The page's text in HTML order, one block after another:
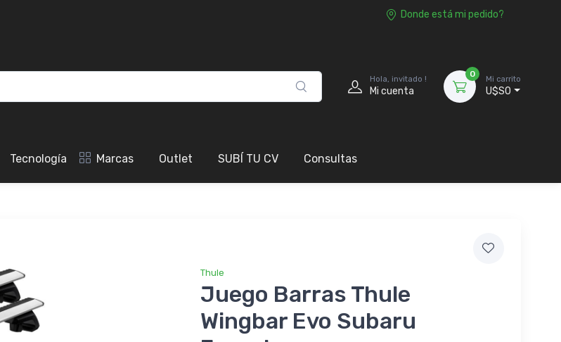
Donde está mi pedido?
Hola, invitado !
Mi cuenta
0
Mi carrito
U$S0
Tecnología Marcas Outlet SUBÍ TU CV Consultas
Thule
Juego Barras Thule
Wingbar Evo Subaru